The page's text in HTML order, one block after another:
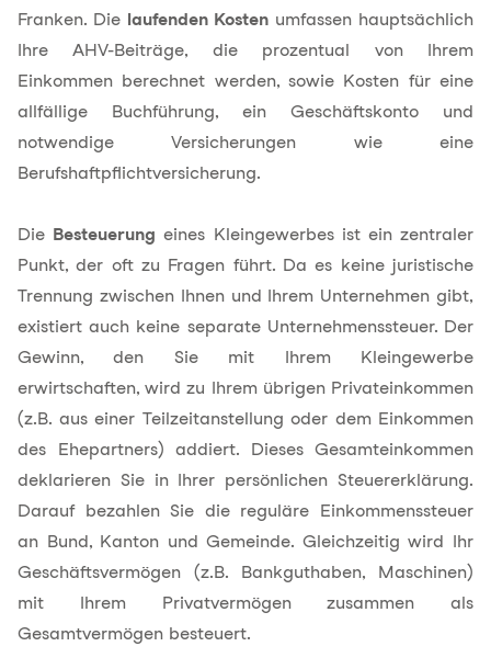
Franken. Die laufenden Kosten umfassen hauptsächlich
Ihre AHV-Beiträge, die prozentual von Ihrem
Einkommen berechnet werden, sowie Kosten für eine
allfällige Buchführung, ein Geschäftskonto und
notwendige Versicherungen wie eine
Berufshaftpflichtversicherung.
Die Besteuerung eines Kleingewerbes ist ein zentraler
Punkt, der oft zu Fragen führt. Da es keine juristische
Trennung zwischen Ihnen und Ihrem Unternehmen gibt,
existiert auch keine separate Unternehmenssteuer. Der
Gewinn, den Sie mit Ihrem Kleingewerbe
erwirtschaften, wird zu Ihrem übrigen Privateinkommen
(z.B. aus einer Teilzeitanstellung oder dem Einkommen
des Ehepartners) addiert. Dieses Gesamteinkommen
deklarieren Sie in Ihrer persönlichen Steuererklärung.
Darauf bezahlen Sie die reguläre Einkommenssteuer
an Bund, Kanton und Gemeinde. Gleichzeitig wird Ihr
Geschäftsvermögen (z.B. Bankguthaben, Maschinen)
mit Ihrem Privatvermögen zusammen als
Gesamtvermögen besteuert.